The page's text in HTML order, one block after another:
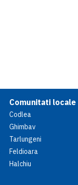
Comunitati locale
Codlea
Ghimbav
Tarlungeni
Feldioara
Halchiu